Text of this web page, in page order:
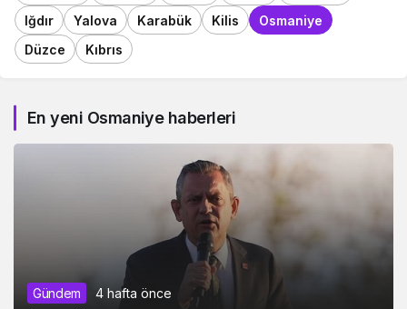
Iğdır
Yalova Karabük Kilis
Osmaniye
Düzce
Kıbrıs
En yeni Osmaniye haberleri
Gündem 4 hafta önce